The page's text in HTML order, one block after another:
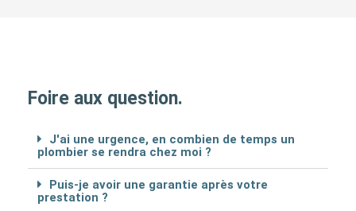
Foire aux question.
J'ai une urgence, en combien de temps un
plombier se rendra chez moi ?
Puis-je avoir une garantie après votre
prestation ?